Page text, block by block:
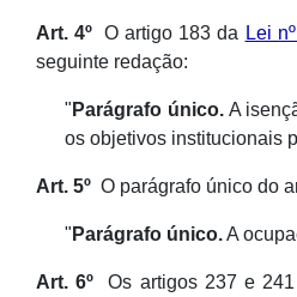
Art. 4º O artigo 183 da Lei
seguinte redação:
" Parágrafo único.A
os objetivos institucionais
Art. 5º O parágrafo único do
" Parágrafo único.A
Art. 6º Os artigos 237 e